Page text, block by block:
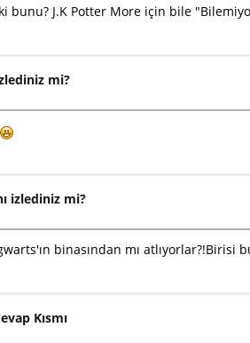
bunu? J.K Potter More için bile
mi?
izlediniz mi?
binasından mı atlıyorlar?!Birisi
Kısmı